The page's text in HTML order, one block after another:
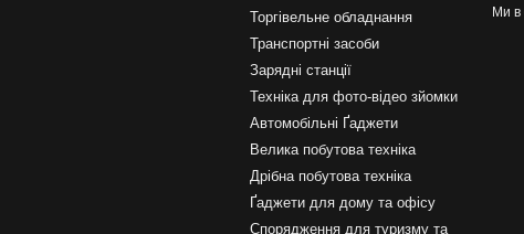
Торгівельне обладнання
Транспортні засоби
Зарядні станції
Техніка для фото-відео зйомки
Автомобільні Ґаджети
Велика побутова техніка
Дрібна побутова техніка
Ґаджети для дому та офісу
Спорядження для туризму та
Ми в